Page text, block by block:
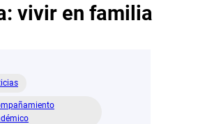
vivir en familia